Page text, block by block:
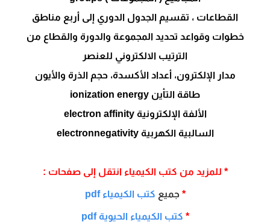
القطاعات ، تقسيم الجدول الدوري إلى أربع مناطق
خطوات وقواعد تحديد المجموعة والدورة والقطاع من
الترتيب الالكتروني للعنصر
مدار الإلكترون، أعداد الأكسدة، حجم الذرة والأيون
طاقة التأين ionization energy
الألفة الإلكترونيةelectron affinity
السالبية الكهربيةelectronnegativity
* للمزيد من كتب الكيمياء انتقل إلى صفحات :
* جميع كتب الكيمياء pdf
* كتب الكيمياء الحيوية pdf